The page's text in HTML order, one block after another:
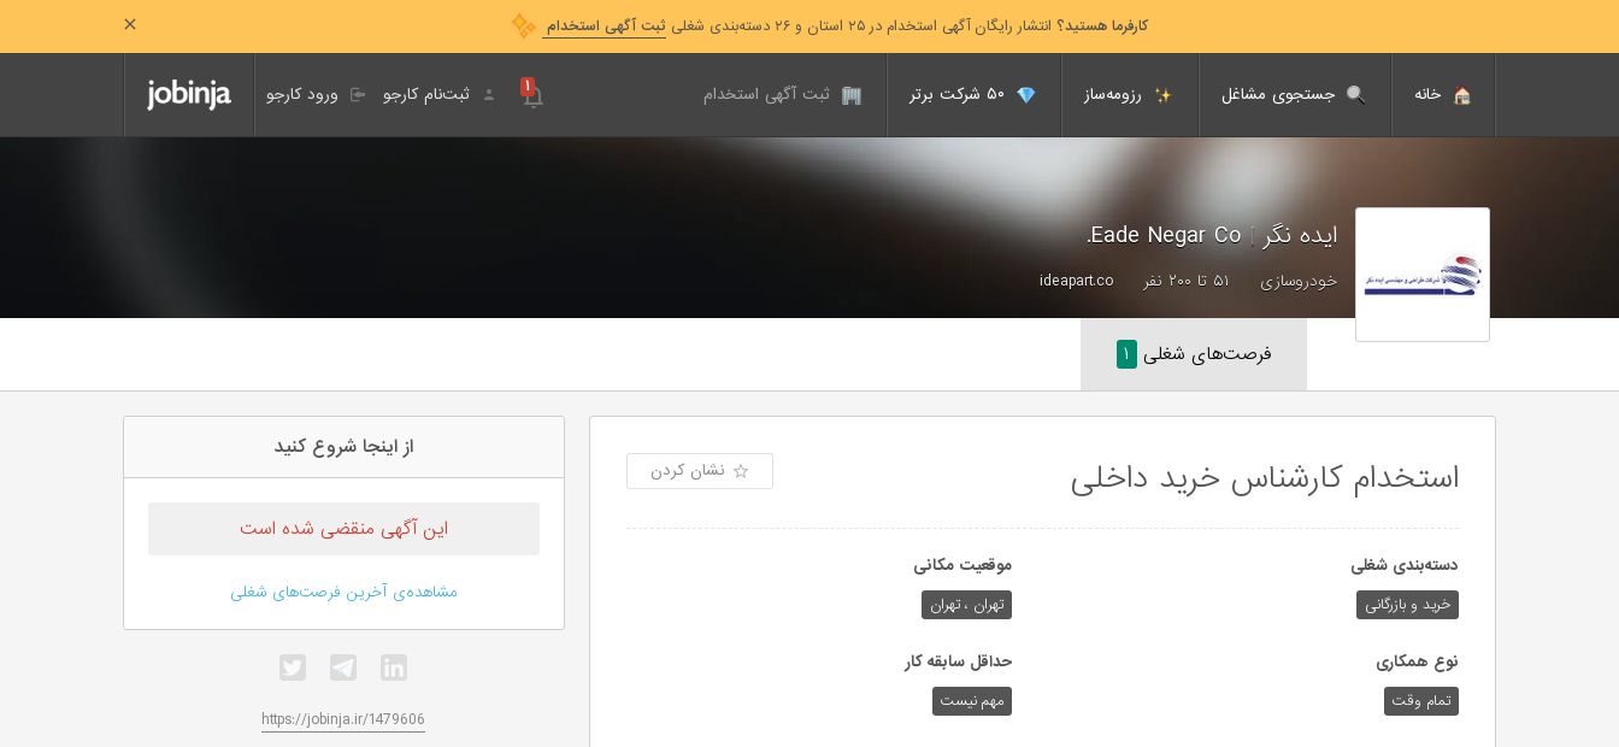
کارفرما هستید؟ انتشار رایگان آگهی استخدام در ۲۵ استان و ۲۶ دسته‌بندی شغلی ثبت آگهی استخدام
خانه جستجوی مشاغل رزومه‌ساز ثبت آگهی استخدام ورود کارجو ثبت‌نام کارجو ۱
ایده نگر|
Eade Negar Co.
خودروسازی ۵۱ تا ۲۰۰ نفر ideapart.co
فرصت‌های شغلی ۱
استخدام کارشناس خرید داخلی نشان کردن
دسته‌بندی شغلی
خرید و بازرگانی
موقعیت مکانی
تهران ، تهران
نوع همکاری
تمام وقت
حداقل سابقه کار
مهم نیست
از اینجا شروع کنید
این آگهی منقضی شده است
مشاهده‌ی آخرین فرصت‌های شغلی
https://jobinja.ir/1479606